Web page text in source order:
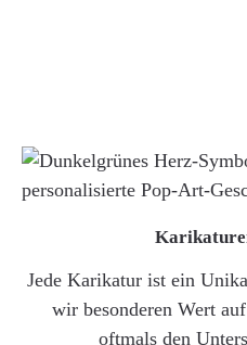
Jede Karikatur ist ein
wir besonderen Wert
oftmals den